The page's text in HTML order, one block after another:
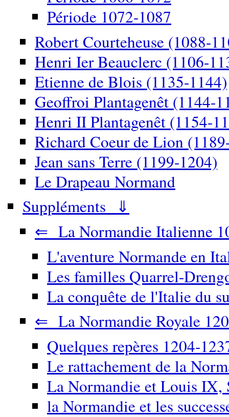
Période 1072-1087
Robert Courteheuse (1088-
Henri Ier Beauclerc (1106-
Etienne de Blois (1135-1144)
Geoffroi Plantagenêt (1144-
Henri II Plantagenêt (1154-
Richard Coeur de Lion
Jean sans Terre (1199-1204)
Le Drapeau Normand
Suppléments ⇓
⇐ La Normandie Italienne
L'aventure Normande en
Les familles Quarrel-
La conquête de l'Italie du
⇐ La Normandie Royale
Quelques repères 1204-
Le rattachement de la
La Normandie et Louis IX,
la Normandie et les